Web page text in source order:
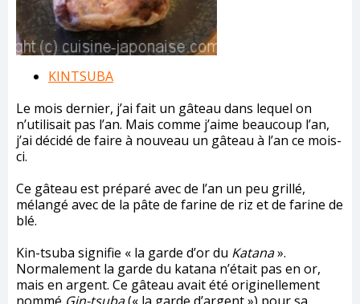
KINTSUBA
Le mois dernier, j’ai fait un gâteau dans lequel on
n’utilisait pas l’an. Mais comme j’aime beaucoup l’an,
j’ai décidé de faire à nouveau un gâteau à l’an ce mois-
ci.
Ce gâteau est préparé avec de l’an un peu grillé,
mélangé avec de la pâte de farine de riz et de farine de
blé.
Kin-tsuba signifie « la garde d’or du Katana».
Normalement la garde du katana n’était pas en or,
mais en argent. Ce gâteau avait été originellement